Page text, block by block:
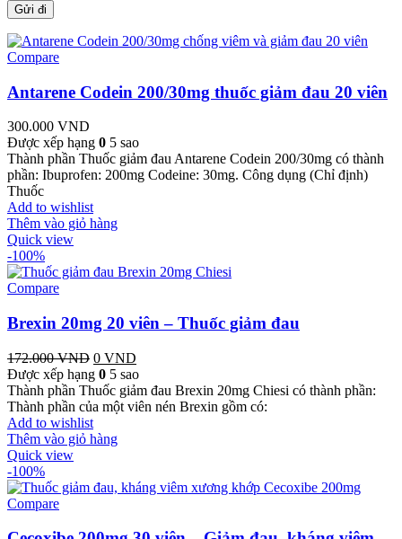
Compare
Antarene Codein 200/30mg thuốc giảm đau 20 viên
300.000 VND
Được xếp hạng 0 5 sao
Thành phần Thuốc giảm đau Antarene Codein 200/30mg có thành
phần: Ibuprofen: 200mg Codeine: 30mg. Công dụng (Chỉ định)
Thuốc
Add to wishlist
Thêm vào giỏ hàng
Quick view
-100%
Compare
Brexin 20mg 20 viên – Thuốc giảm đau
172.000VND Giá
gốc
là:
172.000 VND.
0 VND
hiện
tại
là:
Được xếp hạng 0 5 sao
Thành phần Thuốc giảm đau Brexin 20mg Chiesi có thành phần:
Thành phần của một viên nén Brexin gồm có:
Add to wishlist
Thêm vào giỏ hàng
Quick view
-100%
Compare